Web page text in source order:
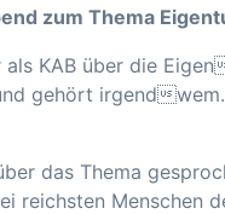
zum Thema
als KAB über die
gehört irgend
das Thema
reichsten Menschen